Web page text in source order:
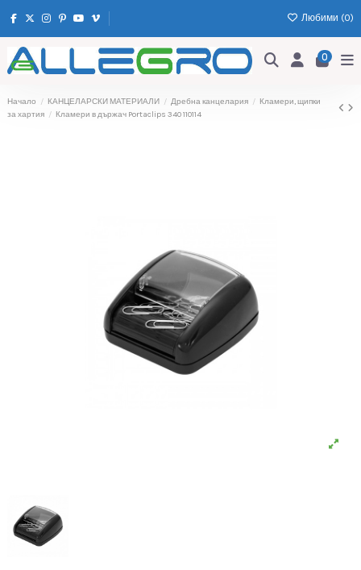
Любими (0)
0
Начало КАНЦЕЛАРСКИ МАТЕРИАЛИ Дребна канцелария
Кламери, щипки
за хартия
Кламери в държач Portaclips 340 110114